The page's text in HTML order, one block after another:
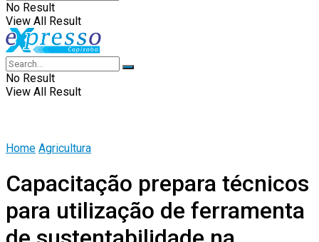
No Result
View All Result
No Result
View All Result
Home Agricultura
Capacitação prepara técnicos
para utilização de ferramenta